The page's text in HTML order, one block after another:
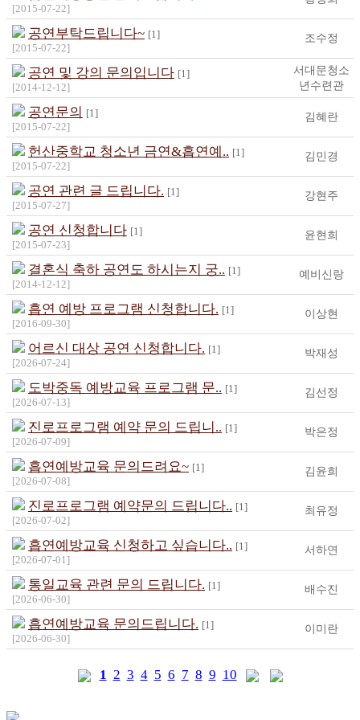
[2015-07-22]
공연부탁드립니다~ [1]
[2015-07-22]
조수정
공연 및 강의 문의입니다 [1]
[2014-12-12]
서대문청소
년수련관
공연문의 [1]
[2015-07-22]
김혜란
헌산중학교 청소년 금연&흡연예.. [1]
[2015-07-22]
김민경
공연 관련 글 드립니다. [1]
[2015-07-27]
강현주
공연 신청합니다 [1]
[2015-07-23]
윤현희
결혼식 축하 공연도 하시는지 궁.. [1]
[2014-12-12]
예비신랑
흡연 예방 프로그램 신청합니다. [1]
[2016-09-30]
이상현
어르신 대상 공연 신청합니다. [1]
[2026-07-24]
박재성
도박중독 예방교육 프로그램 문.. [1]
[2026-07-13]
김선정
진로프로그램 예약 문의 드립니.. [1]
[2026-07-09]
박은정
흡연예방교육 문의드려요~ [1]
[2026-07-08]
김윤희
진로프로그램 예약문의 드립니다.. [1]
[2026-07-02]
최유정
흡연예방교육 신청하고 싶습니다.. [1]
[2026-07-01]
서하연
통일교육 관련 문의 드립니다. [1]
[2026-06-30]
배수진
흡연예방교육 문의드립니다. [1]
[2026-06-30]
이미란
1 2 3 4 5 6 7 8 9 10